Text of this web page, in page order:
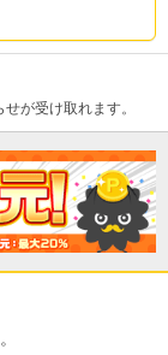
が受け取れます。